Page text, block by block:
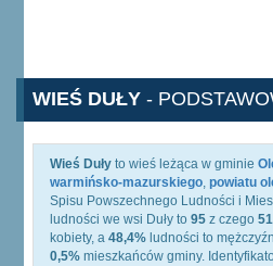
WIEŚ DUŁY -
Wieś Duły to wieś leżąca w gminie
warmińsko-mazurskiego, powiatu
Spisu Powszechnego Ludności i
ludności we wsi Duły to 95 z czego
kobiety, a 48,4% ludności to
0,5% mieszkańców gminy.